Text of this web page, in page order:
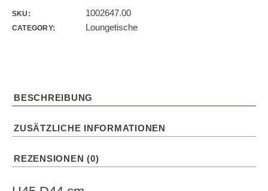
SKU: 1002647.00
CATEGORY: Loungetische
BESCHREIBUNG
ZUSÄTZLICHE INFORMATIONEN
REZENSIONEN (0)